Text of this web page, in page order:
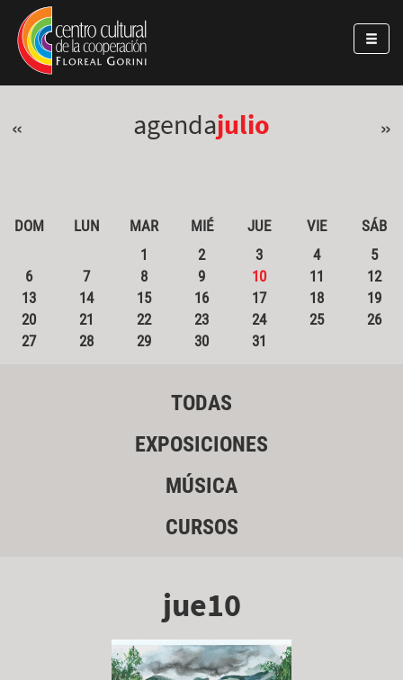
Pasar al contenido principal
Jump to main content
« agendajulio »
DOM LUN MAR MIÉ JUE VIE
SÁB
1
2 3 4
5
6
7 8 9 10 11
12
13
14 15 16 17 18
19
20
21 22 23 24 25
26
27
28 29 30 31
TODAS
EXPOSICIONES
MÚSICA
CURSOS
jue10